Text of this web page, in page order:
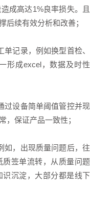
成高达1%良率损失。且
后续有效分析和改善；
记录，例如换型首检、
形成excel，数据及时性
过设备简单阈值管控并现
，保证产品一致性；
如，出现质量问题后，往
签单流转，从质量问题
识沉淀，大部分都是线下